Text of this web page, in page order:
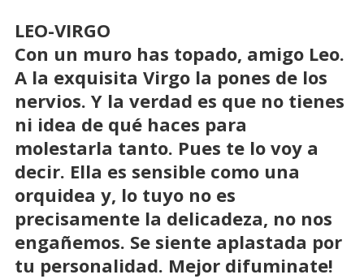
LEO-VIRGO
Con un muro has topado, amigo Leo.
A la exquisita Virgo la pones de los
nervios. Y la verdad es que no tienes
ni idea de qué haces para
molestarla tanto. Pues te lo voy a
decir. Ella es sensible como una
orquidea y, lo tuyo no es
precisamente la delicadeza, no nos
engañemos. Se siente aplastada por
tu personalidad. Mejor difuminate!